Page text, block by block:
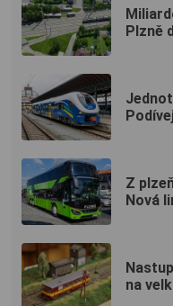
Plzně
Z
Nová
na